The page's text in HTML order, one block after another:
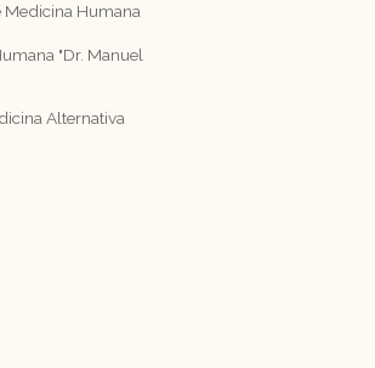
Medicina Humana
"Dr. Manuel
Alternativa